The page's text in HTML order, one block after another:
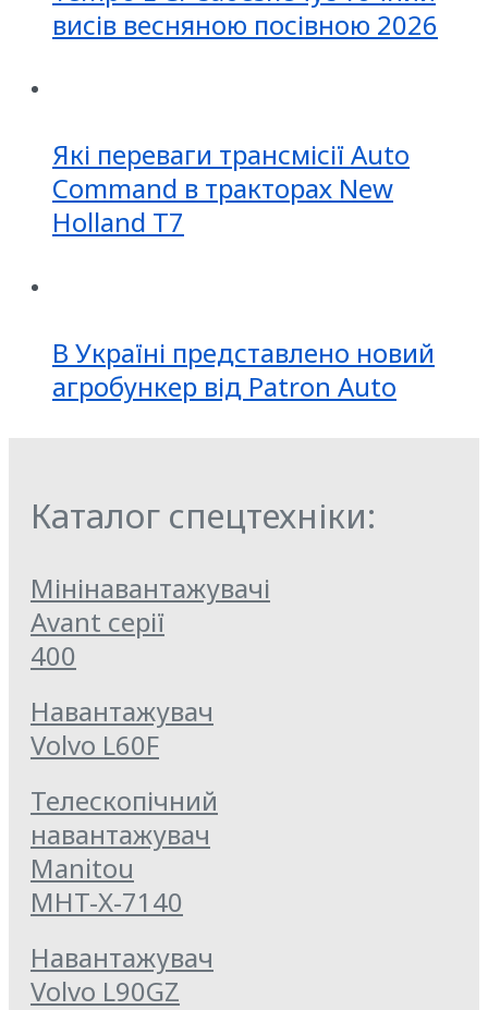
висів весняною посівною 2026
Які переваги трансмісії Auto
Command в тракторах New
Holland T7
В Україні представлено новий
агробункер від Patron Auto
Каталог спецтехніки:
Мінінавантажувачі
Avant серії
400
Навантажувач
Volvo L60F
Телескопічний
навантажувач
Manitou
MHT-X-7140
Навантажувач
Volvo L90GZ